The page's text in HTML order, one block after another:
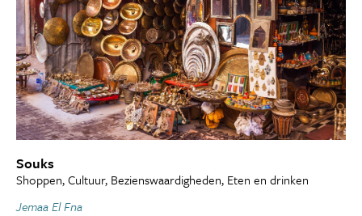
Souks
Shoppen, Cultuur, Bezienswaardigheden, Eten en drinken
Jemaa El Fna